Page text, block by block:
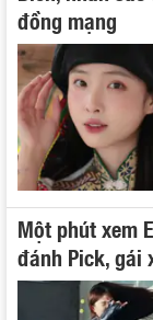
đồng mạng
Một phút xem
đánh Pick,